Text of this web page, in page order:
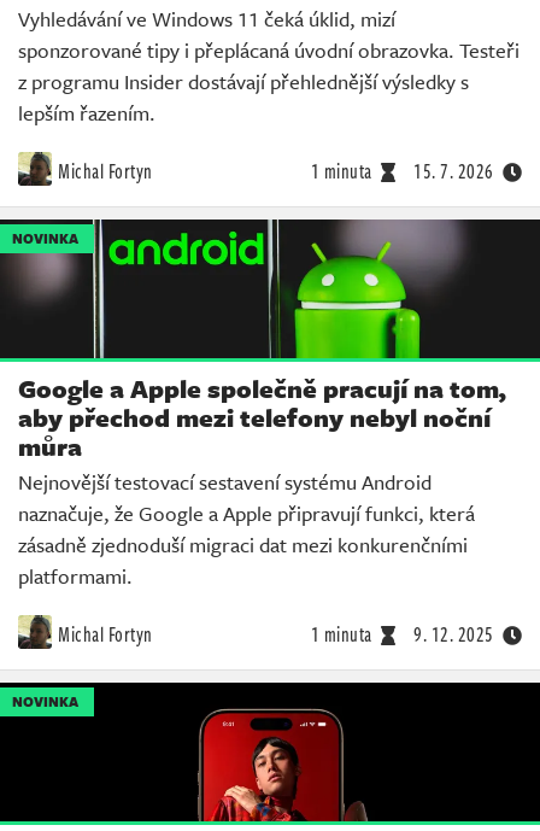
Vyhledávání ve Windows 11 čeká úklid, mizí
sponzorované tipy i přeplácaná úvodní obrazovka. Testeři
z programu Insider dostávají přehlednější výsledky s
lepším řazením.
Michal Fortyn 1 minuta 15. 7. 2026
NOVINKA
Google a Apple společně pracují na tom,
aby přechod mezi telefony nebyl noční
můra
Nejnovější testovací sestavení systému Android
naznačuje, že Google a Apple připravují funkci, která
zásadně zjednoduší migraci dat mezi konkurenčními
platformami.
Michal Fortyn 1 minuta 9. 12. 2025
NOVINKA